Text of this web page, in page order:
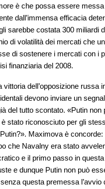
è che possa essere
dall’immensa efficacia
sarebbe costata 300
di volatilità dei mercati che
di sostenere i mercati con i
finanziaria del 2008.
dell’opposizione
devono inviare un
del tutto scontato. «Putin
stato riconosciuto per gli
Maximova è
che Navalny era stato
e il primo passo in
e dunque Putin non può
questa premessa